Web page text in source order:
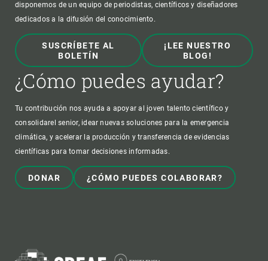
disponemos de un equipo de periodistas, científicos y diseñadores
dedicados a la difusión del conocimiento.
SUSCRÍBETE AL
BOLETÍN
¡LEE NUESTRO
BLOG!
¿Cómo puedes ayudar?
Tu contribución nos ayuda a apoyar al joven talento científico y
consolidarel senior, idear nuevas soluciones para la emergencia
climática, y acelerar la producción y transferencia de evidencias
científicas para tomar decisiones informadas.
DONAR ¿CÓMO PUEDES COLABORAR?